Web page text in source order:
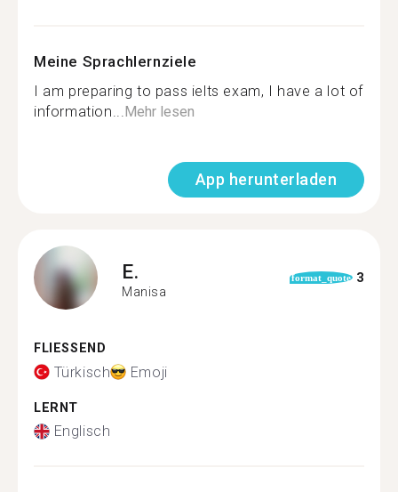
Meine Sprachlernziele
I am preparing to pass ielts exam, I have a lot of
information...Mehr lesen
App herunterladen
E.
Manisa
format_quote 3
FLIESSEND
Türkisch Emoji
LERNT
Englisch